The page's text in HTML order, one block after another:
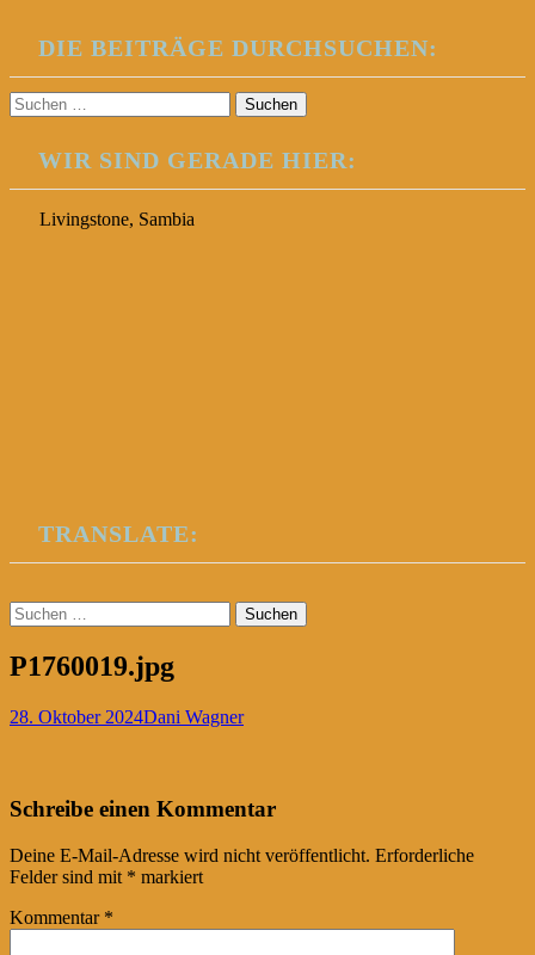
DIE BEITRÄGE DURCHSUCHEN:
Suchen
nach:
WIR SIND GERADE HIER:
Livingstone, Sambia
TRANSLATE:
Suchen
nach:
P1760019.jpg
28. Oktober 2024Dani Wagner
Post
navigation
←
Schreibe einen Kommentar
Deine E-Mail-Adresse wird nicht veröffentlicht. Erforderliche
Felder sind mit * markiert
Kommentar *